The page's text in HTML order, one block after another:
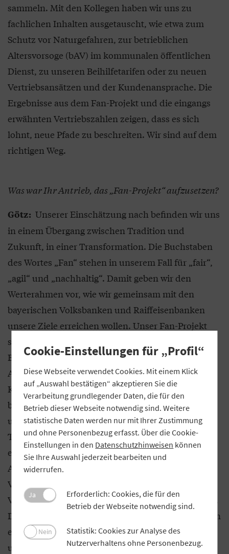
sammeln. Mit den Kollegen haben wir uns zu
fachlichen Inhalten ausgetauscht, wie etwa zum
Schutz vor Naturgefahren, zur betrieblichen
Altersvorsoge (bAV) im kommunalen öffentlichen
Dienst, zu unseren Beihilfetarifen oder zu neuen
Vertriebsansätzen und der Kundenansprache. Die
Ergebnisse aus dem Fan-Projekt und die eingangs
erwähnten Vertriebszahlen zeigen, dass es sich
lohnt, neue Pfade zu beschreiten. Wir sind auf dem
richtigen Weg.
Was war Ihr Antrieb, das „Fan-Projekt“ aufzusetzen?
Götz: Unserer Einschätzung nach befinden wir uns
in einem Übergang zwischen Tradition und
Zukunft, in einer Transformation. Die Buchstaben
des Wortes „Fan“ stehen in unserem Fall für „fair“,
„agil“ und „nachhaltig“. Damit geben wir den
Werterahmen vor, wie wir gemeinsam mit den
bayerischen Volksbanken und Raiffeisenbanken
unsere Ziele erreichen wollen. Unser Fan-Projekt
setzt sich aus vier Teilprojekten zusammen:
Betreuungsmodelle, Performancedialog,
Anreizsysteme sowie Vertriebspartner- und
Kundenbindung. In allen Bereichen haben wir
bereits zahlreiche Ansätze erfolgreich entwickelt
und umgesetzt. Konkret haben wir zum Beispiel im
Teilprojekt Vertriebspartner- und Kundenbindung
eine Mappe entwickelt, die alle Vorteile sowie
Alleinstellungsmerkmale hinsichtlich einer
Vertriebspartnerschaft mit der
Versicherungskammer Bayern auf einen Blick zeigt.
Die bayerischen Volksbanken und Raiffeisenbanken
erfahren hier anschaulich aufbereitet alles über
unsere persönliche Betreuungskompetenz,
Cookie-Einstellungen für „Profil“
Diese Webseite verwendet Cookies. Mit einem Klick
auf „Auswahl bestätigen“ akzeptieren Sie die
Verarbeitung grundlegender Daten, die für den
Betrieb dieser Webseite notwendig sind. Weitere
statistische Daten werden nur mit Ihrer Zustimmung
und ohne Personenbezug erfasst. Über die Cookie-
Einstellungen in den Datenschutzhinweisen können
Sie Ihre Auswahl jederzeit bearbeiten und
widerrufen.
Ja
Erforderlich: Cookies, die für den
Betrieb der Webseite notwendig sind.
Nein
Statistik: Cookies zur Analyse des
Nutzerverhaltens ohne Personenbezug.